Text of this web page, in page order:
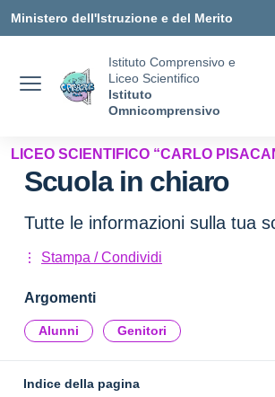
Ministero dell'Istruzione e del Merito
Istituto Comprensivo e
Liceo Scientifico
Istituto
Omnicomprensivo
LICEO SCIENTIFICO “CARLO
Scuola in chiaro
Tutte le informazioni sulla tua
Stampa / Condividi
Argomenti
Alunni Genitori
Indice della pagina